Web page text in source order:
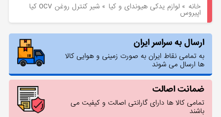
خانه »لوازم یدکی هیوندای و کیا » شیر کنترل روغن OCV کیا
اپیروس
ارسال به سراسر ایران
به تمامی نقاط ایران به صورت زمینی و هوایی کالا
ها ارسال می شوند
ضمانت اصالت
تمامی کالا ها دارای گارانتی اصالت و کیفیت می
باشند